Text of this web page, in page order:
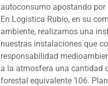
autoconsumo apostando
En Logistica Rubio, en su
ambiente, realizamos una
nuestras instalaciones que
responsabilidad
a la atmosfera una cantidad
forestal equivalente 106.